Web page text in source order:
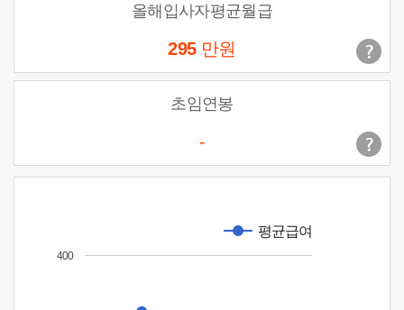
올해입사자평균월급
295 만원
초임연봉
-
평균급여
400